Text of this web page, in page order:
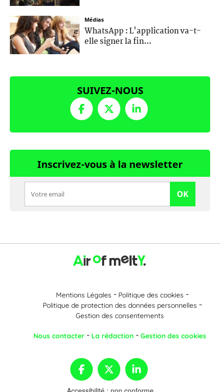
Médias
WhatsApp : L'application va-t-
elle signer la fin...
SUIVEZ-NOUS
Inscrivez-vous à la newsletter
OK
Mentions Légales
Politique des cookies
Politique de protection des données personnelles
Gestion des consentements
Nous contacter La rédaction Gestion des cookies